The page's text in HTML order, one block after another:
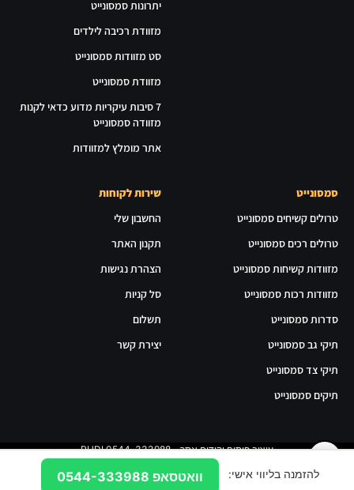
יתרונות סמסונייט
מזוודת רכיבה לילדים
סט מזוודות סמסונייט
מזוודת סמסונייט
7 סיבות עיקריות מדוע כדאי לקנות
מזוודה סמסונייט
אתר מומלץ למזוודות
סמסונייט
טרולים קשיחים סמסונייט
טרולים רכים סמסונייט
מזוודות קשיחות סמסונייט
מזוודות רכות סמסונייט
סדרות סמסונייט
תיקי גב סמסונייט
תיקי צד סמסונייט
תיקים סמסונייט
שירות לקוחות
החשבון שלי
תקנון האתר
הצהרת נגישות
סל קניות
תשלום
יצירת קשר
©2024 כל הזכויות שמורות ל myluggage.co.il
עיצוב פיתוח וקידום אתר - RUDI 0544-333988
להזמנה בליווי אישי: וואטסאפ 0544-333988